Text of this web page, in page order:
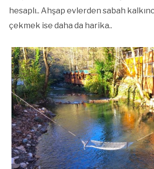
hesaplı.. Ahşap evlerden sabah
çekmek ise daha da harika..